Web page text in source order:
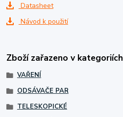
Datasheet
Návod k použití
Zboží zařazeno v kategoriích
VAŘENÍ
ODSÁVAČE PAR
TELESKOPICKÉ